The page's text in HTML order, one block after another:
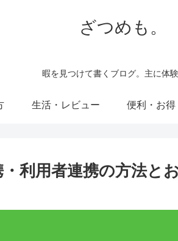
ざつめも。
暇を見つけて書くブログ。主に体
生活・レビュー 便利・お得
利用者連携の方法と